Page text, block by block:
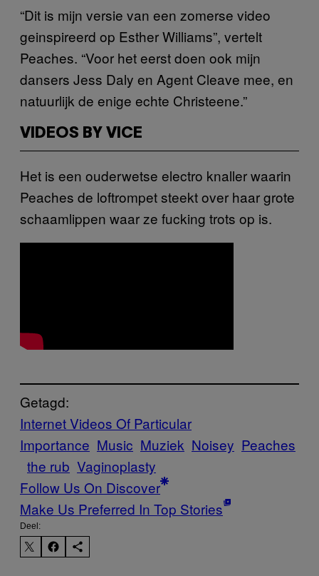
“Dit is mijn versie van een zomerse video
geinspireerd op Esther Williams”, vertelt
Peaches. “Voor het eerst doen ook mijn
dansers Jess Daly en Agent Cleave mee, en
natuurlijk de enige echte Christeene.”
VIDEOS BY VICE
Het is een ouderwetse electro knaller waarin
Peaches de loftrompet steekt over haar grote
schaamlippen waar ze fucking trots op is.
Getagd:
Internet Videos Of Particular
Importance Music Muziek Noisey Peaches
the rub Vaginoplasty
Follow Us On Discover
Make Us Preferred In Top Stories
Deel: